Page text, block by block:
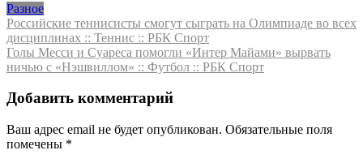
Разное
Навигация
по
записям
Российские теннисисты смогут сыграть на Олимпиаде во всех
дисциплинах :: Теннис :: РБК Спорт
Голы Месси и Суареса помогли «Интер Майами» вырвать
ничью с «Нэшвиллом» :: Футбол :: РБК Спорт
Добавить комментарий
Ваш адрес email не будет опубликован. Обязательные поля
помечены *